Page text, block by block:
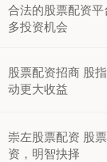
合法的股票配资
多投资机会
股票配资招商 股
动更大收益
崇左股票配资 股
资，明智抉择